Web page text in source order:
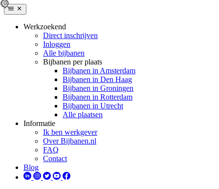
Werkzoekend
Direct inschrijven
Inloggen
Alle bijbanen
Bijbanen per plaats
Bijbanen in Amsterdam
Bijbanen in Den Haag
Bijbanen in Groningen
Bijbanen in Rotterdam
Bijbanen in Utrecht
Alle plaatsen
Informatie
Ik ben werkgever
Over Bijbanen.nl
FAQ
Contact
Blog